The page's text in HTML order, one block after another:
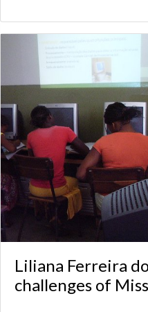
Liliana Ferreira
challenges of